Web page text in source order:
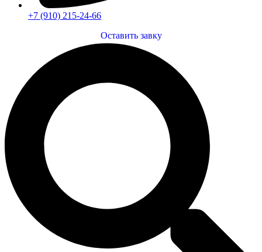
+7 (910) 215-24-66
Оставить завку